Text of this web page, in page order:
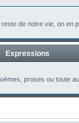
de notre vie, on en
Expressions
proses ou toute